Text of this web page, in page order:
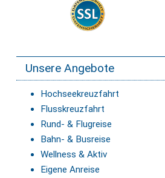
Unsere Angebote
Hochseekreuzfahrt
Flusskreuzfahrt
Rund- & Flugreise
Bahn- & Busreise
Wellness & Aktiv
Eigene Anreise